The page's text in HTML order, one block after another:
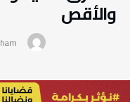
والأقص